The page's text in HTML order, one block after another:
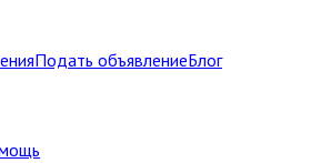
Подать объявлениеБлог